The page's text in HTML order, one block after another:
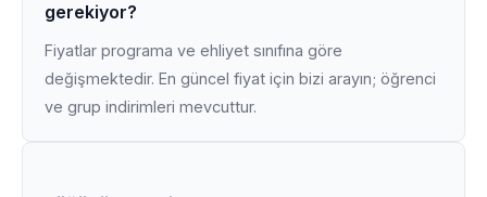
gerekiyor?
Fiyatlar programa ve ehliyet sınıfına göre
değişmektedir. En güncel fiyat için bizi arayın; öğrenci
ve grup indirimleri mevcuttur.